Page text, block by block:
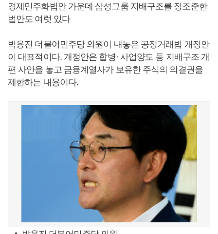
경제민주화법안 가운데 삼성그룹 지배구조를 정조준한
법안도 여럿 있다
박용진 더불어민주당 의원이 내놓은 공정거래법 개정안
이 대표적이다. 개정안은 합병· 사업양도 등 지배구조 개
편 사안을 놓고 금융계열사가 보유한 주식의 의결권을
제한하는 내용이다.